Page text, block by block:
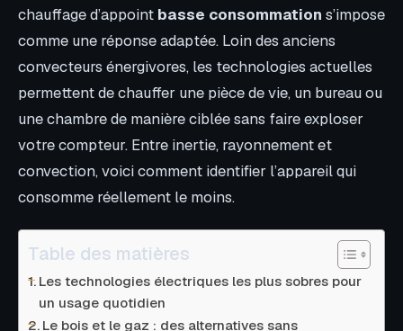
chauffage d’appoint basse consommation s’impose
comme une réponse adaptée. Loin des anciens
convecteurs énergivores, les technologies actuelles
permettent de chauffer une pièce de vie, un bureau ou
une chambre de manière ciblée sans faire exploser
votre compteur. Entre inertie, rayonnement et
convection, voici comment identifier l’appareil qui
consomme réellement le moins.
Table des matières
Les technologies électriques les plus sobres pour
un usage quotidien
Le bois et le gaz : des alternatives sans